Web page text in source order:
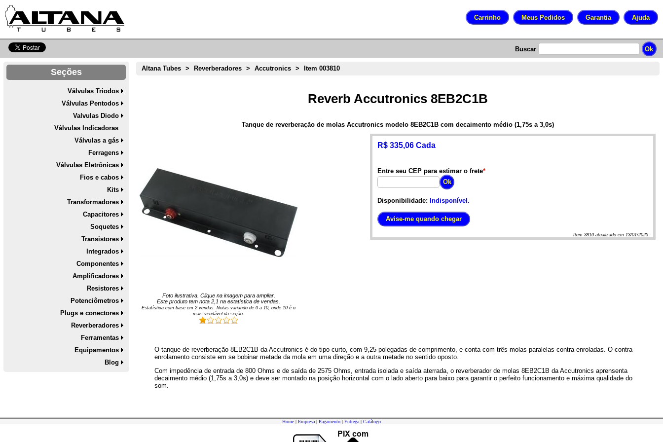
Buscar
Seções
Válvulas Triodos
Válvulas Pentodos
Valvulas Diodo
Válvulas Indicadoras
Válvulas a gás
Ferragens
Válvulas Eletrônicas
Fios e cabos
Kits
Transformadores
Capacitores
Soquetes
Transistores
Integrados
Componentes
Amplificadores
Resistores
Potenciômetros
Plugs e conectores
Reverberadores
Ferramentas
Equipamentos
Blog
Altana Tubes > Reverberadores > Accutronics > Item 003810
Reverb Accutronics 8EB2C1B
Tanque de reverberação de molas Accutronics modelo 8EB2C1B com decaimento médio (1,75s a 3,0s)
Foto ilustrativa. Clique na imagem para ampliar.
Este produto tem nota2,1 na estatística de vendas.
Estatística com base em2 vendas. Notas variando de0 a 10 , onde 10 é o
mais vendável da seção.
R$ 335,06 Cada
Entre seu CEP para estimar o frete*
Disponibilidade: Indisponível.
Item3810 atualizado em 13/01/2025
O tanque de reverberação 8EB2C1B da Accutronics é do tipo curto, com 9,25 polegadas de comprimento, e conta com três molas paralelas contra-enroladas. O contra-
enrolamento consiste em se bobinar metade da mola em uma direção e a outra metade no sentido oposto.
Com impedência de entrada de 800 Ohms e de saída de 2575 Ohms, entrada isolada e saída aterrada, o reverberador de molas 8EB2C1B da Accutronics aprensenta
decaimento médio (1,75s a 3,0s) e deve ser montado na posição horizontal com o lado aberto para baixo para garantir o perfeito funcionamento e máxima qualidade do
som.
Home | Empresa | Pagamento | Entrega | Catálogo